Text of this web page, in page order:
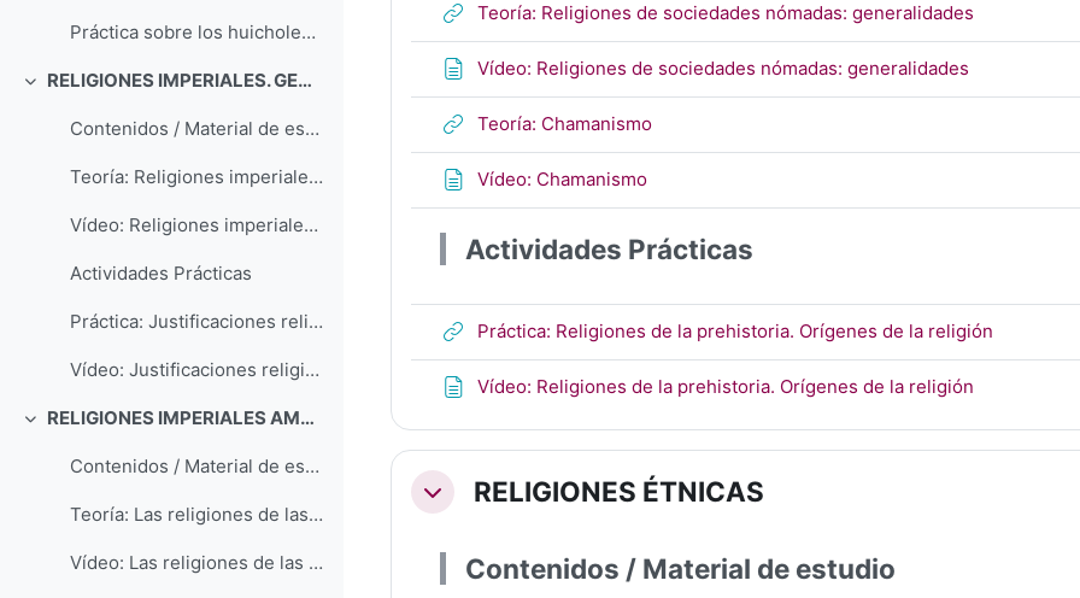
Práctica sobre los huicholes de México: análisis de un documental
Colapsar RELIGIONES IMPERIALES. GENERALIDADES
Contenidos / Material de estudio
Teoría: Religiones imperiales: características generales
Vídeo: Religiones imperiales: características generales
Actividades Prácticas
Práctica: Justificaciones religiosas del poder tiránico en una religión imperial. Religión egipcia. Himno a Atón
Vídeo: Justificaciones religiosas del poder tiránico en una religión imperial. Religión egipcia. Himno a Atón
Colapsar RELIGIONES IMPERIALES AMERICANAS
Contenidos / Material de estudio
Teoría: Las religiones de las civilizaciones americanas
Vídeo: Las religiones de las civilizaciones americanas
Teoría: Religiones de sociedades nómadas: generalidades
Vídeo: Religiones de sociedades nómadas: generalidades
Teoría: ChamanismoURL
Vídeo: ChamanismoPágina
Actividades Prácticas
Práctica: Religiones de la prehistoria. Orígenes de la religión
Vídeo: Religiones de la prehistoria. Orígenes de la religión
ColapsarRELIGIONES ÉTNICAS
Contenidos / Material de estudio